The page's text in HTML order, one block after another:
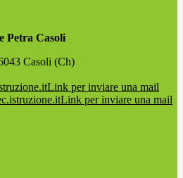
Petra Casoli
Casoli (Ch)
Link per inviare una mail
Link per inviare una mail